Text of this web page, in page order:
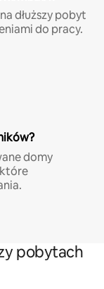
dłuższy pobyt
do pracy.
domy
pobytach